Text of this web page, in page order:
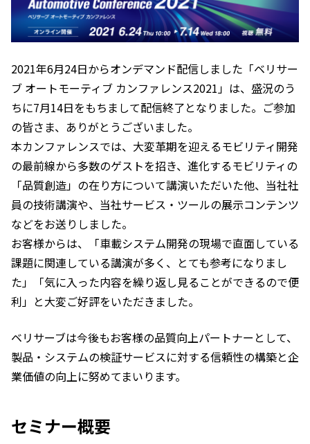
2021年6月24日からオンデマンド配信しました「ベリサー
ブ オートモーティブ カンファレンス2021」は、盛況のう
ちに7月14日をもちまして配信終了となりました。ご参加
の皆さま、ありがとうございました。
本カンファレンスでは、大変革期を迎えるモビリティ開発
の最前線から多数のゲストを招き、進化するモビリティの
「品質創造」の在り方について講演いただいた他、当社社
員の技術講演や、当社サービス・ツールの展示コンテンツ
などをお送りしました。
お客様からは、「車載システム開発の現場で直面している
課題に関連している講演が多く、とても参考になりまし
た」「気に入った内容を繰り返し見ることができるので便
利」と大変ご好評をいただきました。
ベリサーブは今後もお客様の品質向上パートナーとして、
製品・システムの検証サービスに対する信頼性の構築と企
業価値の向上に努めてまいります。
セミナー概要